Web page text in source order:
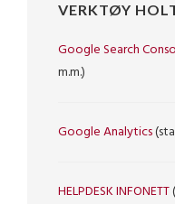
VERKTØY
Google Search
m.m.)
Google Analytics
HELPDESK INFONETT